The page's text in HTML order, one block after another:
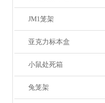
JM1笼架
亚克力标本盒
小鼠处死箱
兔笼架